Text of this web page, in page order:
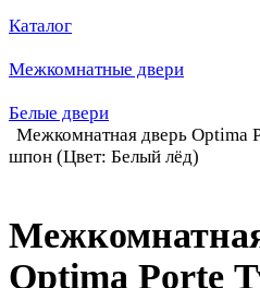
Каталог
Межкомнатные двери
Белые двери
Межкомнатная дверь Optima
шпон (Цвет: Белый лёд)
Optima Porte